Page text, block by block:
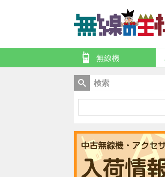
無線機
検索